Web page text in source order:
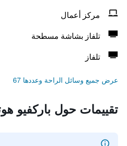
مركز أعمال
تلفاز بشاشة مسطحة
تلفاز
عرض جميع وسائل الراحة وعددها 67
تقييمات حول باركفيو